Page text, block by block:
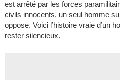
est arrêté par les forces
civils innocents, un seul homme
oppose. Voici l’histoire vraie d’un
rester silencieux.